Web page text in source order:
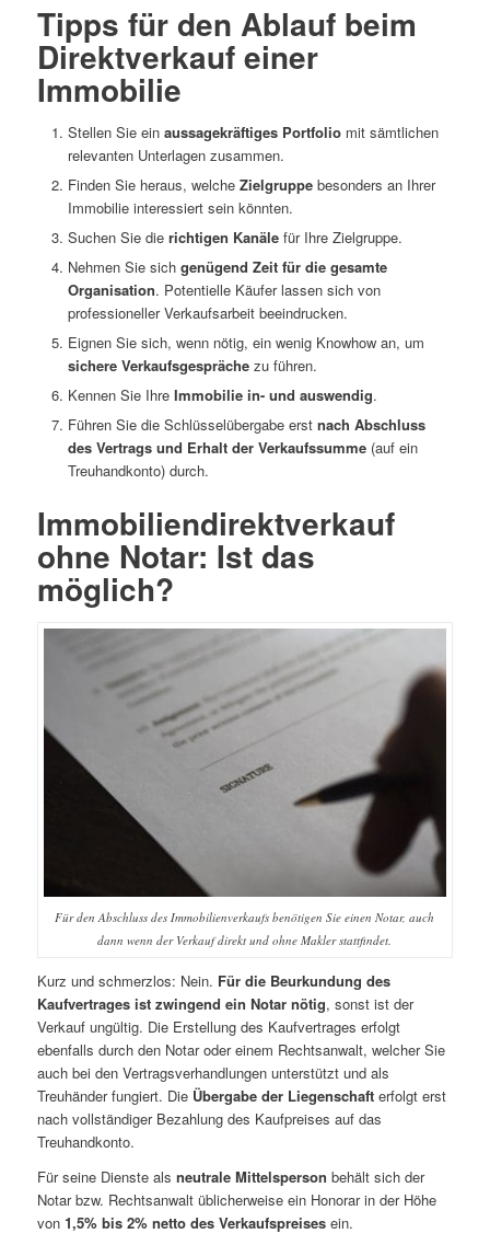
Tipps für den Ablauf beim
Direktverkauf einer
Immobilie
Stellen Sie ein aussagekräftiges Portfoliomit sämtlichen
relevanten Unterlagen zusammen.
Finden Sie heraus, welche Zielgruppebesonders an Ihrer
Immobilie interessiert sein könnten.
Suchen Sie die richtigen Kanälefür Ihre Zielgruppe.
Nehmen Sie sich genügend Zeit für die gesamte
Organisation. Potentielle Käufer lassen sich von
professioneller Verkaufsarbeit beeindrucken.
Eignen Sie sich, wenn nötig, ein wenig Knowhow an, um
sichere Verkaufsgesprächezu führen.
Kennen Sie Ihre Immobilie in- und auswendig.
Führen Sie die Schlüsselübergabe erst nach Abschluss
des Vertrags und Erhalt der Verkaufssumme(auf ein
Treuhandkonto) durch.
Immobiliendirektverkauf
ohne Notar: Ist das
möglich?
Für den Abschluss des Immobilienverkaufs benötigen Sie einen Notar, auch
dann wenn der Verkauf direkt und ohne Makler stattfindet.
Kurz und schmerzlos: Nein. Für die Beurkundung des
Kaufvertrages ist zwingend ein Notar nötig, sonst ist der
Verkauf ungültig. Die Erstellung des Kaufvertrages erfolgt
ebenfalls durch den Notar oder einem Rechtsanwalt, welcher Sie
auch bei den Vertragsverhandlungen unterstützt und als
Treuhänder fungiert. Die Übergabe der Liegenschafterfolgt erst
nach vollständiger Bezahlung des Kaufpreises auf das
Treuhandkonto.
Für seine Dienste als neutrale Mittelsperson behält sich der
Notar bzw. Rechtsanwalt üblicherweise ein Honorar in der Höhe
von 1,5% bis 2% netto des Verkaufspreises ein.